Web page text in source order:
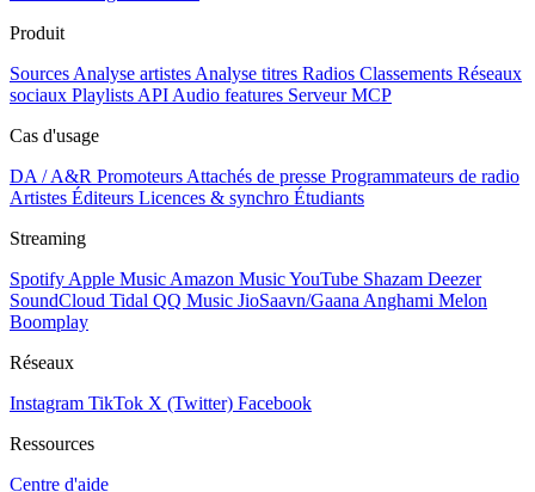
Produit
Sources Analyse artistes Analyse titres Radios Classements Réseaux
sociaux Playlists API Audio features Serveur MCP
Cas d'usage
DA / A&R Promoteurs Attachés de presse Programmateurs de radio
Artistes Éditeurs Licences & synchro Étudiants
Streaming
Spotify Apple Music Amazon MusicYouTube Shazam Deezer
SoundCloud Tidal QQ Music JioSaavn/Gaana Anghami Melon
Boomplay
Réseaux
Instagram TikTok X (Twitter) Facebook
Ressources
Centre d'aide